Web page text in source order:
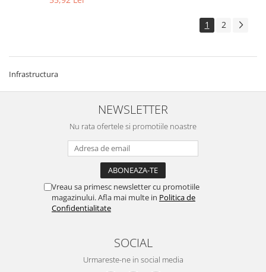
1 2
Infrastructura
NEWSLETTER
Nu rata ofertele si promotiile noastre
Vreau sa primesc newsletter cu promotiile
magazinului. Afla mai multe in Politica de
Confidentialitate
SOCIAL
Urmareste-ne in social media